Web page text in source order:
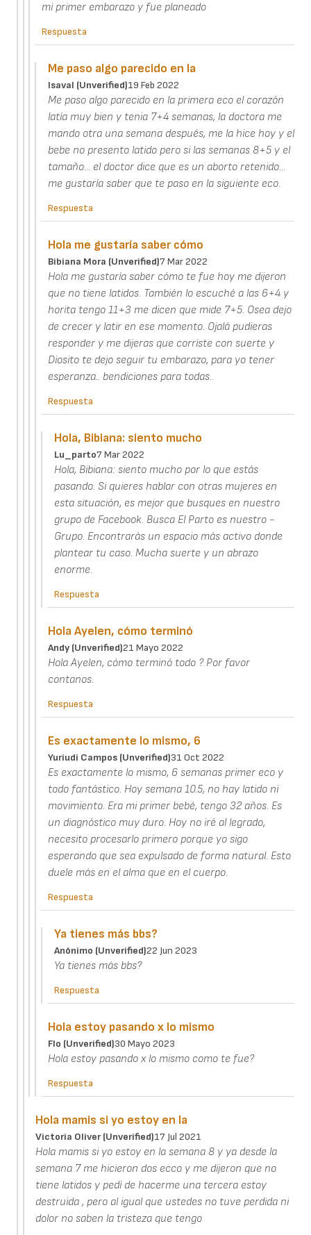
mi primer embarazo y fue planeado
Respuesta
Me paso algo parecido en la
Isaval (unverified)19 Feb 2022
Me paso algo parecido en la primera eco el corazón
latía muy bien y tenia 7+4 semanas, la doctora me
mando otra una semana después, me la hice hoy y el
bebe no presento latido pero si las semanas 8+5 y el
tamaño... el doctor dice que es un aborto retenido...
me gustaría saber que te paso en la siguiente eco.
Respuesta
Hola me gustaría saber cómo
Bibiana Mora (unverified)7 Mar 2022
Hola me gustaría saber cómo te fue hoy me dijeron
que no tiene latidos. También lo escuché a las 6+4 y
horita tengo 11+3 me dicen que mide 7+5. Osea dejo
de crecer y latir en ese momento. Ojalá pudieras
responder y me dijeras que corriste con suerte y
Diosito te dejo seguir tu embarazo, para yo tener
esperanza.. bendiciones para todas..
Respuesta
Hola, Bibiana: siento mucho
Lu_parto7 Mar 2022
Hola, Bibiana: siento mucho por lo que estás
pasando. Si quieres hablar con otras mujeres en
esta situación, es mejor que busques en nuestro
grupo de Facebook. Busca El Parto es nuestro -
Grupo. Encontrarás un espacio más activo donde
plantear tu caso. Mucha suerte y un abrazo
enorme.
Respuesta
Hola Ayelen, cómo terminó
Andy (unverified)21 Mayo 2022
Hola Ayelen, cómo terminó todo ? Por favor
contanos.
Respuesta
Es exactamente lo mismo, 6
Yuriudi Campos (unverified)31 Oct 2022
Es exactamente lo mismo, 6 semanas primer eco y
todo fantástico. Hoy semana 10.5, no hay latido ni
movimiento. Era mi primer bebé, tengo 32 años. Es
un diagnóstico muy duro. Hoy no iré al legrado,
necesito procesarlo primero porque yo sigo
esperando que sea expulsado de forma natural. Esto
duele más en el alma que en el cuerpo.
Respuesta
Ya tienes más bbs?
Anónimo (unverified)22 Jun 2023
Ya tienes más bbs?
Respuesta
Hola estoy pasando x lo mismo
Flo (unverified)30 Mayo 2023
Hola estoy pasando x lo mismo como te fue?
Respuesta
Hola mamis si yo estoy en la
Victoria Oliver (unverified)17 Jul 2021
Hola mamis si yo estoy en la semana 8 y ya desde la
semana 7 me hicieron dos ecco y me dijeron que no
tiene latidos y pedí de hacerme una tercera estoy
destruida , pero al igual que ustedes no tuve perdida ni
dolor no saben la tristeza que tengo